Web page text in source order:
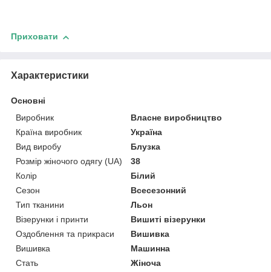
Приховати
Характеристики
Основні
Виробник
Власне виробництво
Країна виробник
Україна
Вид виробу
Блузка
Розмір жіночого одягу (UA)
38
Колір
Білий
Сезон
Всесезонний
Тип тканини
Льон
Візерунки і принти
Вишиті візерунки
Оздоблення та прикраси
Вишивка
Вишивка
Машинна
Стать
Жіноча